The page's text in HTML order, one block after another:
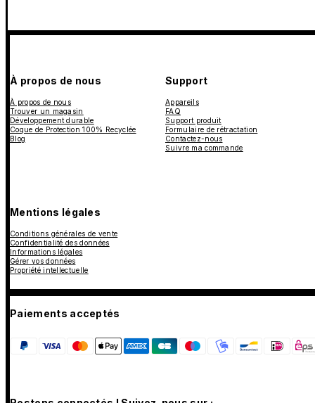
À propos de nous
À propos de nous
Trouver un magasin
Développement durable
Coque de Protection 100% Recyclée
Blog
Support
Appareils
FAQ
Support produit
Formulaire de rétractation
Contactez-nous
Suivre ma commande
Mentions légales
Conditions générales de vente
Confidentialité des données
Informations légales
Gérer vos données
Propriété intellectuelle
Paiements acceptés